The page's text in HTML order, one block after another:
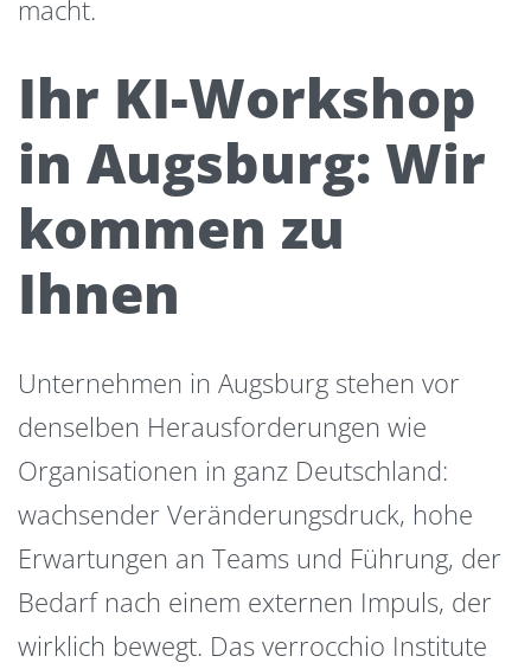
macht.
Ihr KI-Workshop
in Augsburg: Wir
kommen zu
Ihnen
Unternehmen in Augsburg stehen vor
denselben Herausforderungen wie
Organisationen in ganz Deutschland:
wachsender Veränderungsdruck, hohe
Erwartungen an Teams und Führung, der
Bedarf nach einem externen Impuls, der
wirklich bewegt. Das verrocchio Institute